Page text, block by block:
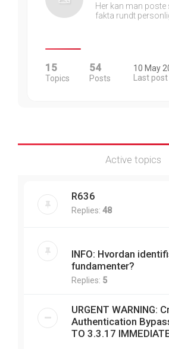
Her kan man
fakta rundt
15
Topics
54
Posts
10 May
Last post
Active topics
R636
Replies: 48
INFO: Hvordan
fundamenter?
Replies: 5
URGENT WARNING:
Authentication
TO 3.3.17